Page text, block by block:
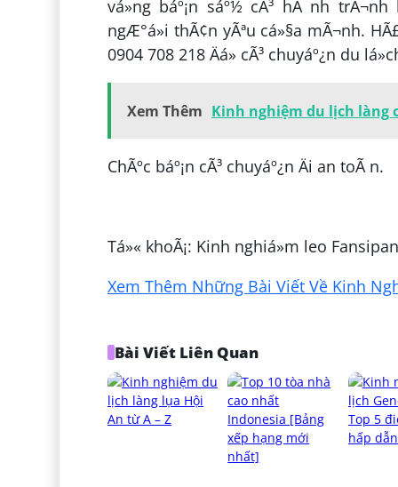
vá»ng báº¡n sáº½ cÃ³ hÃ nh trÃ¬nh
ngÆ°á»i thÃ¢n yÃªu cá»§a mÃ¬nh.
0904 708 218 Äá» cÃ³ chuyáº¿n du
Xem Thêm Kinh nghiệm du lịch làng
ChÃºc báº¡n cÃ³ chuyáº¿n Äi an toÃ n.
Tá»« khoÃ¡: Kinh nghiá»m leo
Xem Thêm Những Bài Viết Về Kinh
Bài Viết Liên Quan